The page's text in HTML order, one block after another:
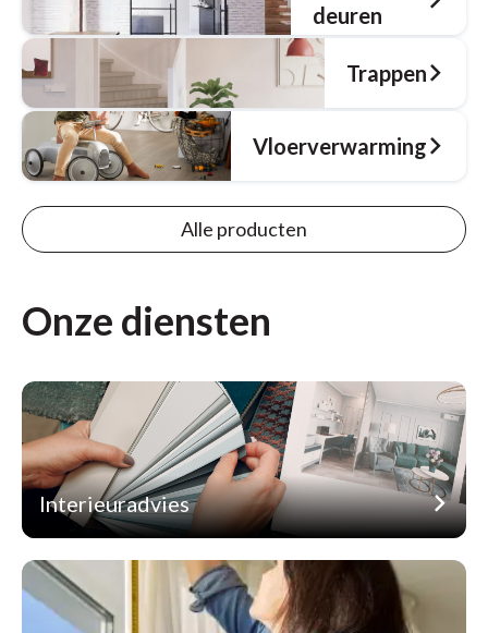
deuren
Trappen
Vloerverwarming
Alle producten
Onze diensten
Interieuradvies